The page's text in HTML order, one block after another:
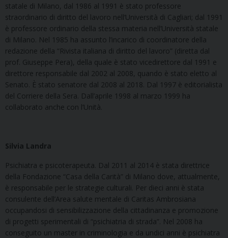
statale di Milano, dal 1986 al 1991 è stato professore
straordinario di diritto del lavoro nell’Università di Cagliari; dal 1991
è professore ordinario della stessa materia nell’Università statale
di Milano. Nel 1985 ha assunto l’incarico di coordinatore della
redazione della “Rivista italiana di diritto del lavoro” (diretta dal
prof. Giuseppe Pera), della quale è stato vicedirettore dal 1991 e
direttore responsabile dal 2002 al 2008, quando è stato eletto al
Senato. È stato senatore dal 2008 al 2018. Dal 1997 è editorialista
del Corriere della Sera. Dall’aprile 1998 al marzo 1999 ha
collaborato anche con l’Unità.
Silvia Landra
Psichiatra e psicoterapeuta. Dal 2011 al 2014 è stata direttrice
della Fondazione “Casa della Carità” di Milano dove, attualmente,
è responsabile per le strategie culturali. Per dieci anni è stata
consulente dell’Area salute mentale di Caritas Ambrosiana
occupandosi di sensibilizzazione della cittadinanza e promozione
di progetti sperimentali di “psichiatria di strada”. Nel 2008 ha
conseguito un master in criminologia e da undici anni è psichiatra